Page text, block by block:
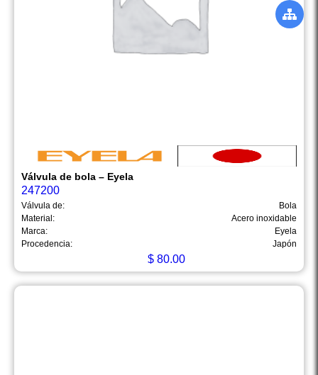
Válvula de bola – Eyela
247200
Válvula de:
Bola
Material:
Acero inoxidable
Marca:
Eyela
Procedencia:
Japón
$80.00